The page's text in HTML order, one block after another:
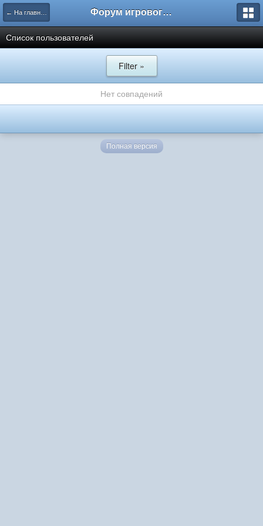
← На главную Форум игрового проекта Riverrise
Список пользователей
Filter »
Нет совпадений
Полная версия